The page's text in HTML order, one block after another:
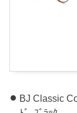
BJ Classic